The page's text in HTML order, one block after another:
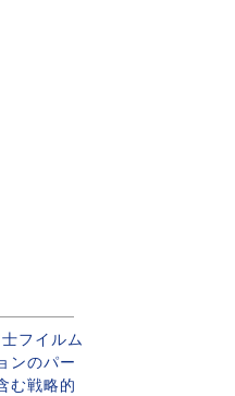
フイルム
ンのパー
む戦略的